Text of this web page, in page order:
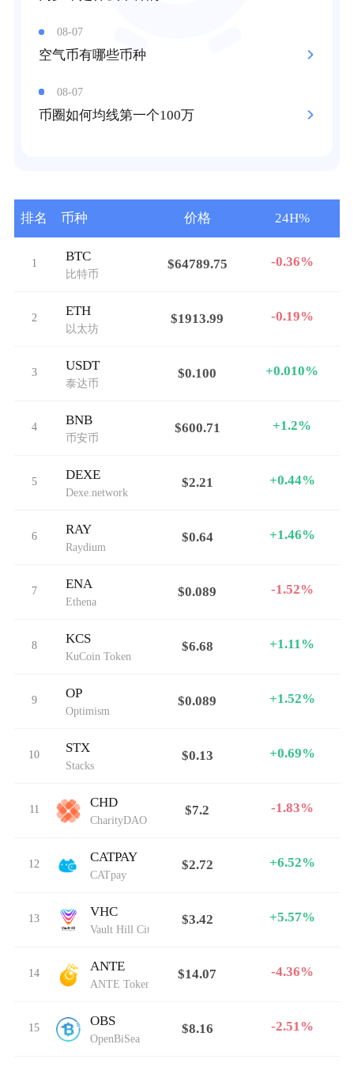
08-07
空气币有哪些币种
08-07
币圈如何均线第一个100万
排名 币种 价格 24H%
1 BTC
比特币
$64789.75 -0.36%
2 ETH
以太坊
$1913.99 -0.19%
3 USDT
泰达币
$0.100 +0.010%
4 BNB
币安币
$600.71 +1.2%
5 DEXE
Dexe.network
$2.21 +0.44%
6 RAY
Raydium
$0.64 +1.46%
7 ENA
Ethena
$0.089 -1.52%
8 KCS
KuCoin Token
$6.68 +1.11%
9 OP
Optimism
$0.089 +1.52%
10 STX
Stacks
$0.13 +0.69%
11 CHD
CharityDAO
$7.2 -1.83%
12 CATPAY
CATpay
$2.72 +6.52%
13 VHC
Vault Hill City
$3.42 +5.57%
14 ANTE
ANTE Token
$14.07 -4.36%
15 OBS
OpenBiSea
$8.16 -2.51%